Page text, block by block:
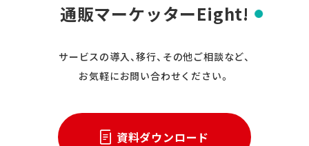
通販マーケッターEight!
サービスの導入、移行、その他ご相談など、
お気軽にお問い合わせください。
資料ダウンロード